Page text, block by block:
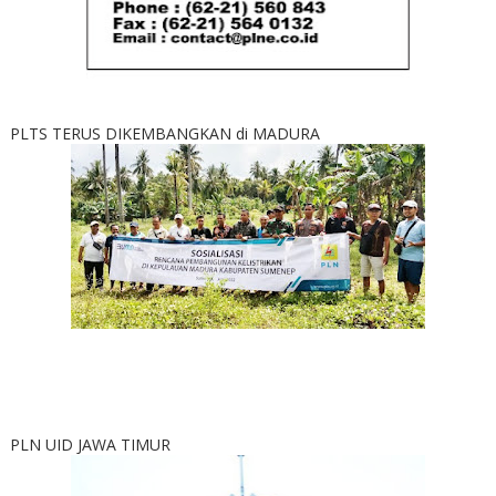
PLTS TERUS DIKEMBANGKAN di MADURA
PLN UID JAWA TIMUR